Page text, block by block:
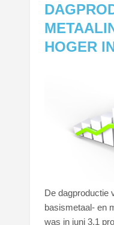
HOGER
De dagproductie
basismetaal- en
was in juni 3,1